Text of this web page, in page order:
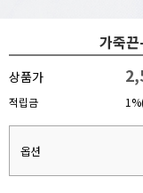
가죽
상품가
적립금
옵션